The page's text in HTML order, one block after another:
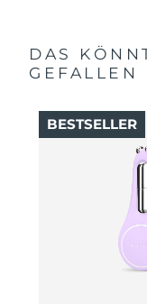
DAS
GEFALLEN
BESTSELLER